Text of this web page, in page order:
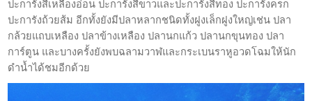
ปะการังสีเหลืองอ่อน ปะการังสีขาวและปะการังสีทอง ปะการังครก
ปะการังถ้วยส้ม อีกทั้งยังมีปลาหลากชนิดทั้งฝูงเล็กฝูงใหญ่เช่น ปลา
กล้วยแถบเหลือง ปลาข้างเหลือง ปลานกแก้ว ปลานกขุนทอง ปลา
การ์ตูน และบางครั้งยังพบฉลามวาฬและกระเบนราหูอวดโฉมให้นัก
ดำน้ำได้ชมอีกด้วย